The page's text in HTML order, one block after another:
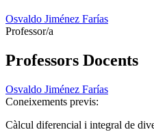
Osvaldo Jiménez Farías
Professor/a
Professors Docents
Osvaldo Jiménez Farías
Coneixements previs:
Càlcul diferencial i integral de